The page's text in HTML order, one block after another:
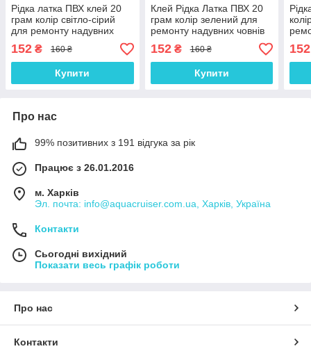
Рідка латка ПВХ клей 20
грам колір світло-сірий
для ремонту надувних
Колібрі, Барк
152 ₴ 160 ₴
Купити
Клей Рідка Латка ПВХ 20
грам колір зелений для
ремонту надувних човнів
латка ПВХ 24
152₴ 160 ₴
Купити
152
Про нас
99% позитивних з 191 відгука за рік
Працює з 26.01.2016
м. Харків
Эл. почта: info@aquacruiser.com.ua, Харків, Україна
Контакти
Сьогодні вихідний
Показати весь графік роботи
Про нас
Контакти